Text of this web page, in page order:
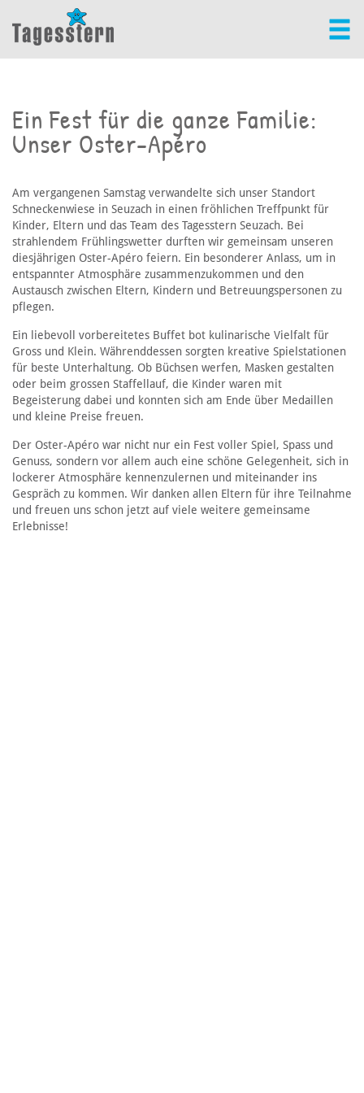
Ein Fest für die ganze Familie:
Unser Oster-Apéro
Am vergangenen Samstag verwandelte sich unser Standort
Schneckenwiese in Seuzach in einen fröhlichen Treffpunkt für
Kinder, Eltern und das Team des Tagesstern Seuzach. Bei
strahlendem Frühlingswetter durften wir gemeinsam unseren
diesjährigen Oster-Apéro feiern. Ein besonderer Anlass, um in
entspannter Atmosphäre zusammenzukommen und den
Austausch zwischen Eltern, Kindern und Betreuungspersonen zu
pflegen.
Ein liebevoll vorbereitetes Buffet bot kulinarische Vielfalt für
Gross und Klein. Währenddessen sorgten kreative Spielstationen
für beste Unterhaltung. Ob Büchsen werfen, Masken gestalten
oder beim grossen Staffellauf, die Kinder waren mit
Begeisterung dabei und konnten sich am Ende über Medaillen
und kleine Preise freuen.
Der Oster-Apéro war nicht nur ein Fest voller Spiel, Spass und
Genuss, sondern vor allem auch eine schöne Gelegenheit, sich in
lockerer Atmosphäre kennenzulernen und miteinander ins
Gespräch zu kommen. Wir danken allen Eltern für ihre Teilnahme
und freuen uns schon jetzt auf viele weitere gemeinsame
Erlebnisse!